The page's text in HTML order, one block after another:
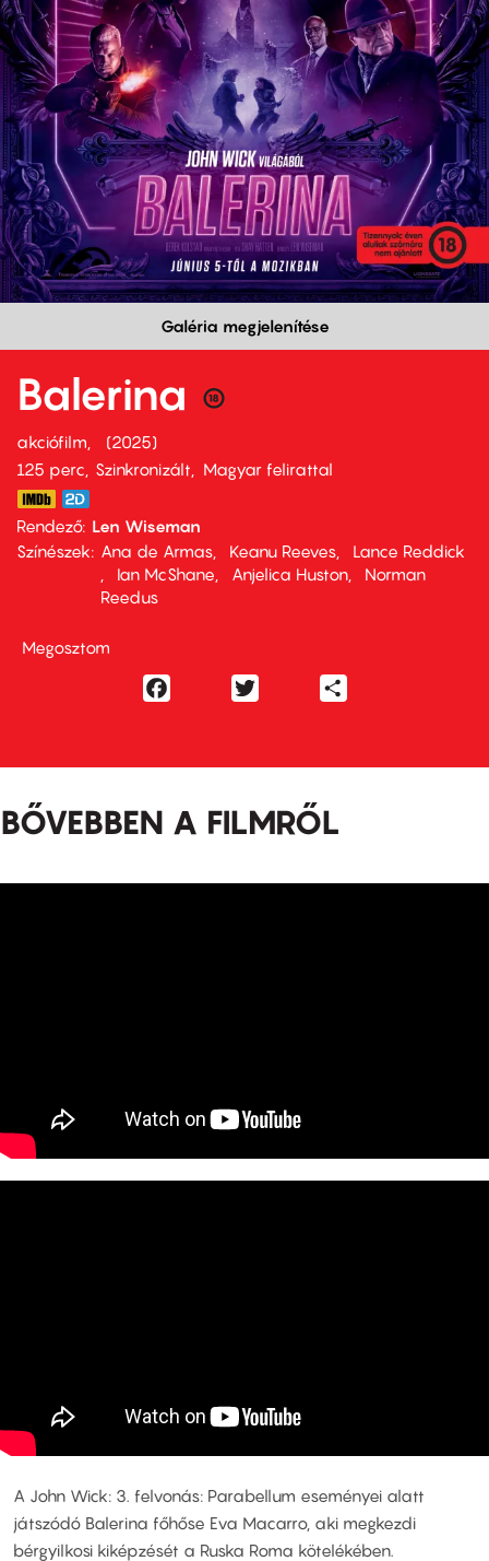
Galéria megjelenítése
Balerina
akciófilm
2025
125 perc,
Szinkronizált Magyar felirattal
Rendező Len Wiseman
Színészek
Ana de Armas Keanu Reeves
Lance Reddick
Ian McShane
Anjelica Huston
Norman
Reedus
Megosztom
Facebook
BŐVEBBEN A FILMRŐL
A John Wick: 3. felvonás: Parabellum eseményei alatt
játszódó Balerina főhőse Eva Macarro, aki megkezdi
bérgyilkosi kiképzését a Ruska Roma kötelékében.